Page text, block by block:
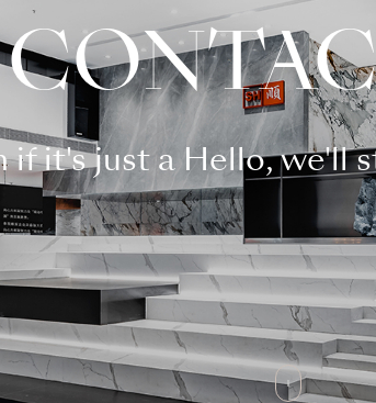
if it's just a Hello, we'll